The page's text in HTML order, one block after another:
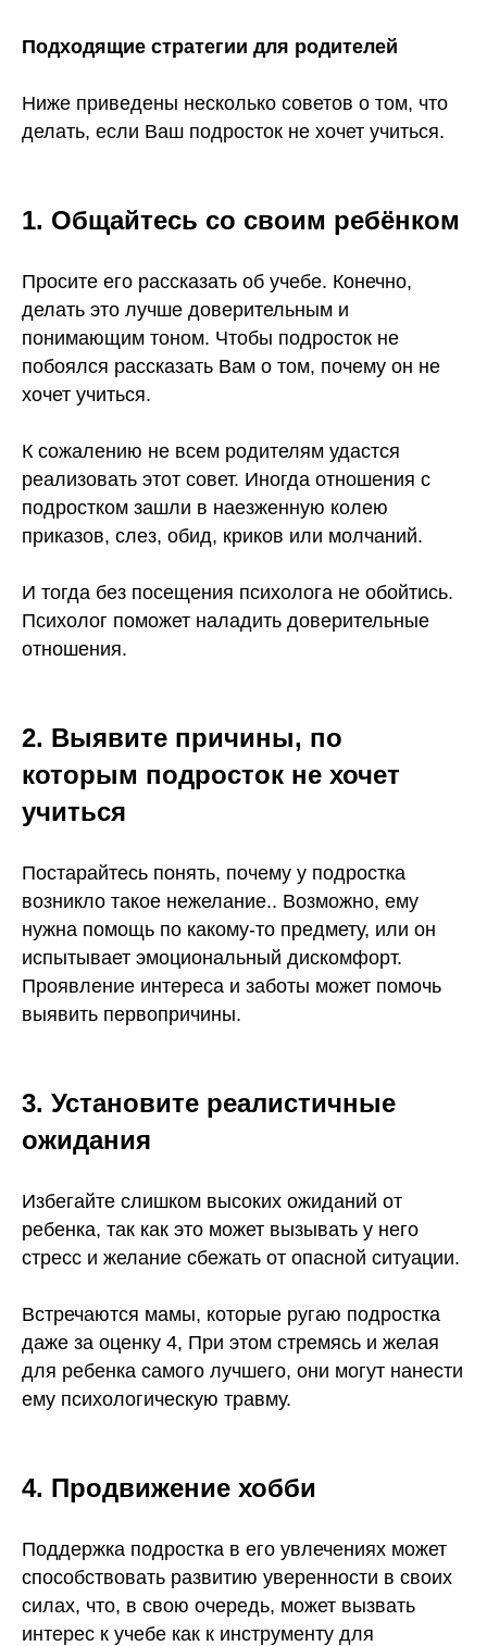
Подходящие стратегии для родителей
Ниже приведены несколько советов о том, что
делать, если Ваш подросток не хочет учиться.
1. Общайтесь со своим ребёнком
Просите его рассказать об учебе. Конечно,
делать это лучше доверительным и
понимающим тоном. Чтобы подросток не
побоялся рассказать Вам о том, почему он не
хочет учиться.
К сожалению не всем родителям удастся
реализовать этот совет. Иногда отношения с
подростком зашли в наезженную колею
приказов, слез, обид, криков или молчаний.
И тогда без посещения психолога не обойтись.
Психолог поможет наладить доверительные
отношения.
2. Выявите причины, по
которым подросток не хочет
учиться
Постарайтесь понять, почему у подростка
возникло такое нежелание.. Возможно, ему
нужна помощь по какому-то предмету, или он
испытывает эмоциональный дискомфорт.
Проявление интереса и заботы может помочь
выявить первопричины.
3. Установите реалистичные
ожидания
Избегайте слишком высоких ожиданий от
ребенка, так как это может вызывать у него
стресс и желание сбежать от опасной ситуации.
Встречаются мамы, которые ругаю подростка
даже за оценку 4, При этом стремясь и желая
для ребенка самого лучшего, они могут нанести
ему психологическую травму.
4. Продвижение хобби
Поддержка подростка в его увлечениях может
способствовать развитию уверенности в своих
силах, что, в свою очередь, может вызвать
интерес к учебе как к инструменту для